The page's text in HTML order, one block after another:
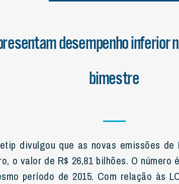
desempenho inferior
bimestre
divulgou que as novas emissões de
o valor de R$ 26,81 bilhões. O número
período de 2015. Com relação às